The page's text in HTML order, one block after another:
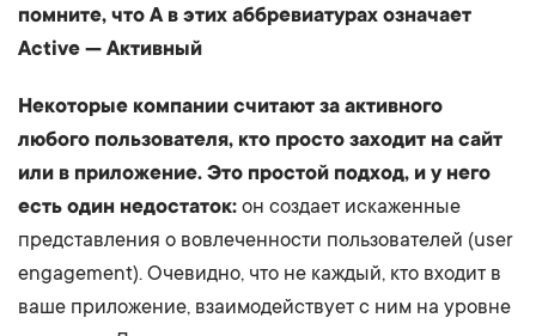
помните, что A в этих аббревиатурах означает
Active — Активный
Некоторые компании считают за активного
любого пользователя, кто просто заходит на сайт
или в приложение. Это простой подход, и у него
есть один недостаток: он создает искаженные
представления о вовлеченности пользователей (user
engagement). Очевидно, что не каждый, кто входит в
ваше приложение, взаимодействует с ним на уровне